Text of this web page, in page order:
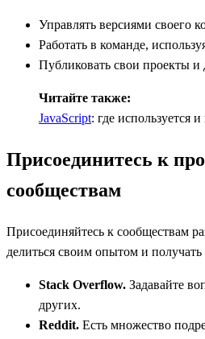
Управлять версиями своего
Работать в команде,
Публиковать свои проекты и
Читайте также:
JavaScript: где используется и
Присоединитесь к
сообществам
Присоединяйтесь к сообществам
делиться своим опытом и получать
Stack Overflow. Задавайте
других.
Reddit. Есть множество